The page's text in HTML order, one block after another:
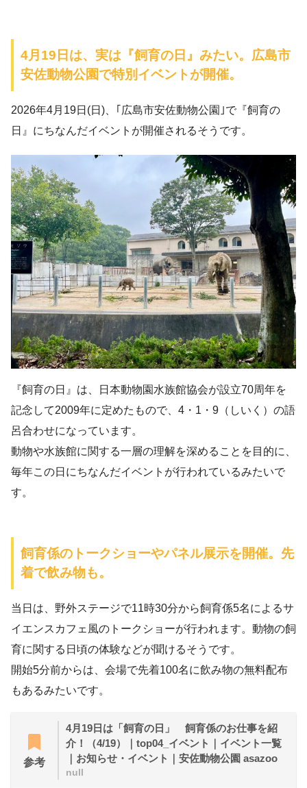
4月19日は、実は『飼育の日』みたい。広島市
安佐動物公園で特別イベントが開催。
2026年4月19日(日)、｢広島市安佐動物公園｣で『飼育の
日』にちなんだイベントが開催されるそうです。
『飼育の日』は、日本動物園水族館協会が設立70周年を
記念して2009年に定めたもので、4・1・9（しいく）の語
呂合わせになっています。
動物や水族館に関する一層の理解を深めることを目的に、
毎年この日にちなんだイベントが行われているみたいで
す。
飼育係のトークショーやパネル展示を開催。先
着で飲み物も。
当日は、野外ステージで11時30分から飼育係5名によるサ
イエンスカフェ風のトークショーが行われます。動物の飼
育に関する日頃の体験などが聞けるそうです。
開始5分前からは、会場で先着100名に飲み物の無料配布
もあるみたいです。
参考
4月19日は「飼育の日」 飼育係のお仕事を紹
介！（4/19）｜top04_イベント｜イベント一覧
｜お知らせ・イベント｜安佐動物公園 asazoo
null